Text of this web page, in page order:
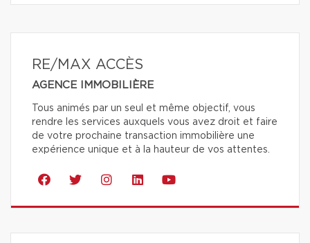
RE/MAX ACCÈS
AGENCE IMMOBILIÈRE
Tous animés par un seul et même objectif, vous
rendre les services auxquels vous avez droit et faire
de votre prochaine transaction immobilière une
expérience unique et à la hauteur de vos attentes.